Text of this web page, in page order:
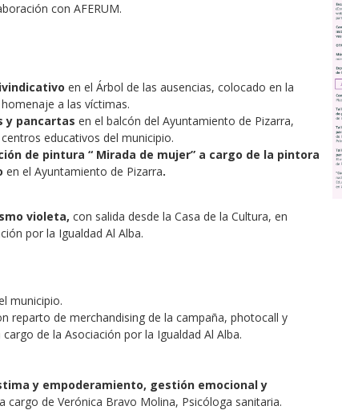
con AFERUM.
en el Árbol de las ausencias, colocado en la
a las víctimas.
y pancartas en el balcón del Ayuntamiento de Pizarra,
educativos del municipio.
de pintura “ Mirada de mujer” a cargo de la pintora
en el Ayuntamiento de Pizarra.
violeta, con salida desde la Casa de la Cultura, en
por la Igualdad Al Alba.
municipio.
reparto de merchandising de la campaña, photocall y
de la Asociación por la Igualdad Al Alba.
y empoderamiento, gestión emocional y
a cargo de Verónica Bravo Molina, Psicóloga sanitaria.